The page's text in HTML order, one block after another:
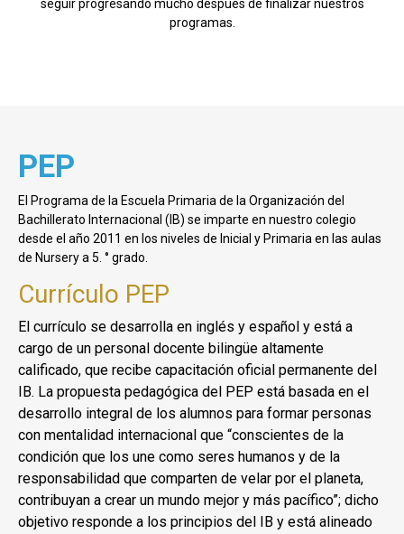
seguir progresando mucho después de finalizar nuestros
programas.
PEP
El Programa de la Escuela Primaria de la Organización del
Bachillerato Internacional (IB) se imparte en nuestro colegio
desde el año 2011 en los niveles de Inicial y Primaria en las aulas
de Nursery a 5. ° grado.
Currículo PEP
El currículo se desarrolla en inglés y español y está a
cargo de un personal docente bilingüe altamente
calificado, que recibe capacitación oficial permanente del
IB. La propuesta pedagógica del PEP está basada en el
desarrollo integral de los alumnos para formar personas
con mentalidad internacional que “conscientes de la
condición que los une como seres humanos y de la
responsabilidad que comparten de velar por el planeta,
contribuyan a crear un mundo mejor y más pacífico”; dicho
objetivo responde a los principios del IB y está alineado